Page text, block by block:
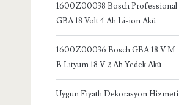
1600Z00038 Bosch Professional
GBA 18 Volt 4 Ah Li-ion Akü
1600Z00036 Bosch GBA 18 V M-
B Lityum 18 V 2 Ah Yedek Akü
Uygun Fiyatlı Dekorasyon Hizmeti